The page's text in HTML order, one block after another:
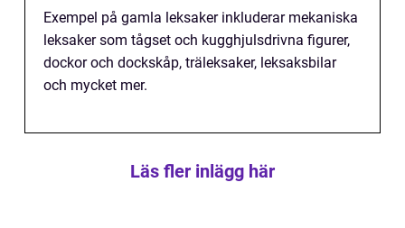
Exempel på gamla leksaker inkluderar mekaniska
leksaker som tågset och kugghjulsdrivna figurer,
dockor och dockskåp, träleksaker, leksaksbilar
och mycket mer.
Läs fler inlägg här